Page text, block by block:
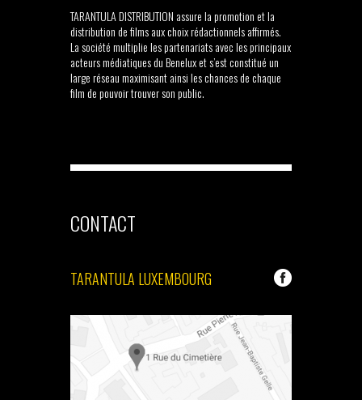
TARANTULA DISTRIBUTION assure la promotion et la
distribution de films aux choix rédactionnels affirmés.
La société multiplie les partenariats avec les principaux
acteurs médiatiques du Benelux et s’est constitué un
large réseau maximisant ainsi les chances de chaque
film de pouvoir trouver son public.
CONTACT
TARANTULA LUXEMBOURG